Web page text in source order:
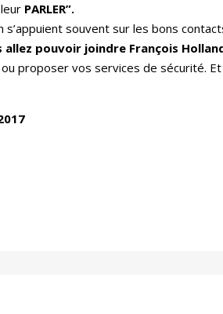
PARLER”.
souvent sur les bons
allez pouvoir joindre François
proposer vos services de sécurité.